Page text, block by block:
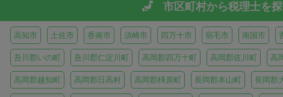
市区町村から税理士を
高知市 土佐市 香南市 須崎市 四万十市 宿毛市 南国市
吾川郡いの町 吾川郡仁淀川町 高岡郡四万十町 高岡郡佐川町 高
高岡郡越知町 高岡郡日高村 高岡郡梼原町 長岡郡本山町 長岡郡